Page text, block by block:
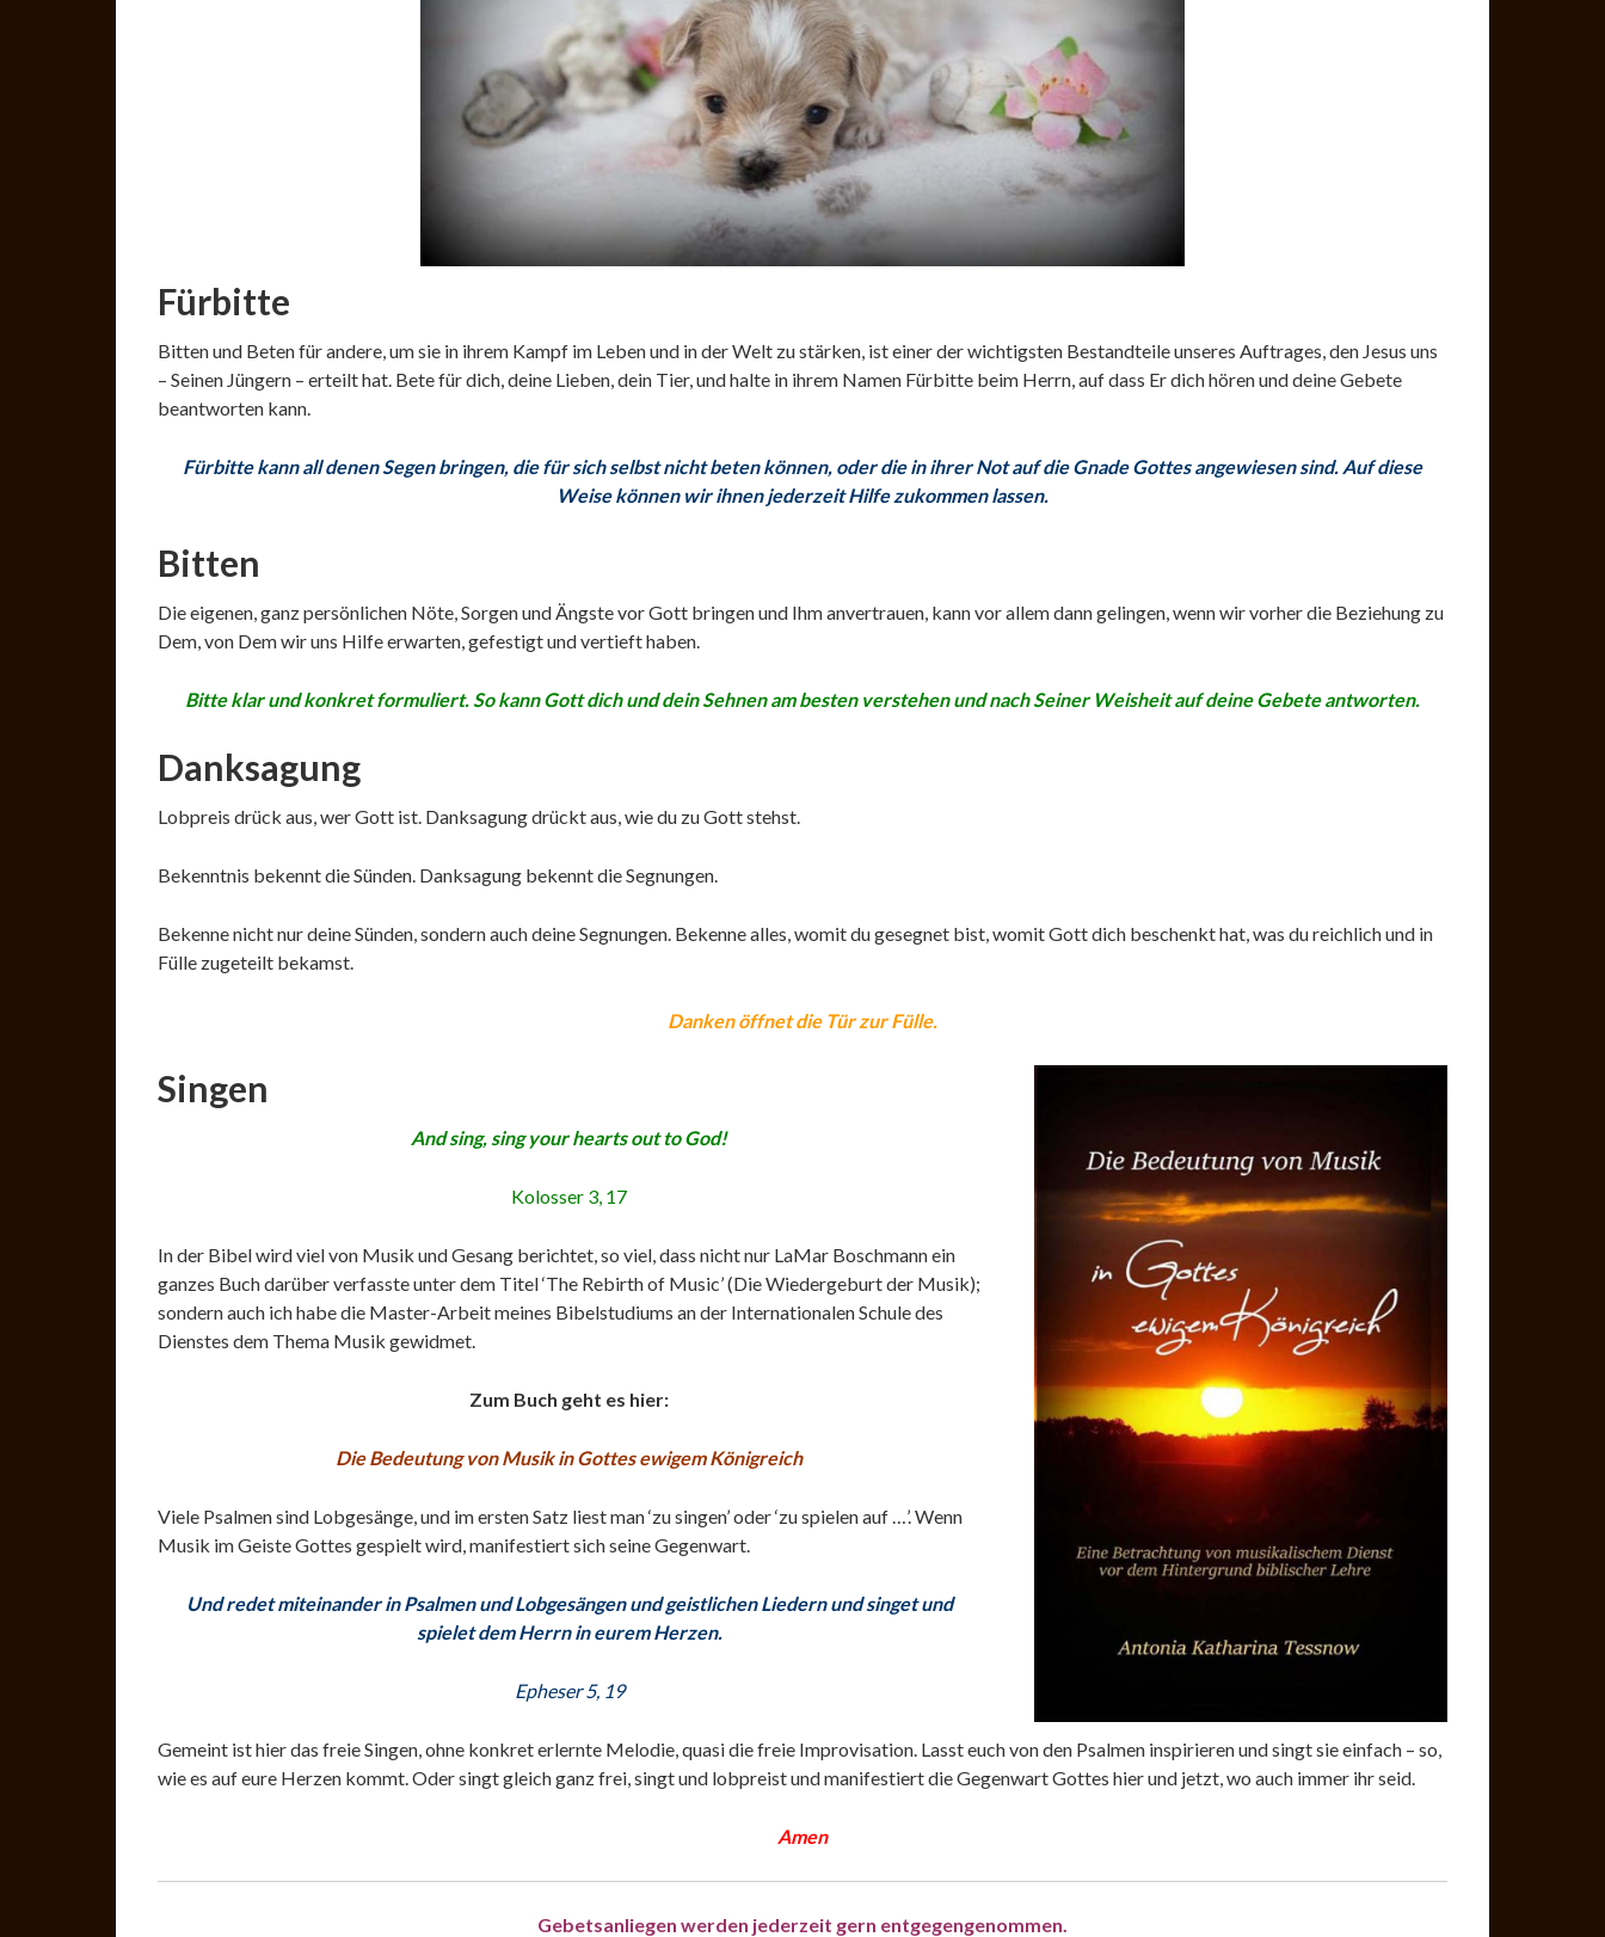
Fürbitte
Bitten und Beten für andere, um sie in ihrem Kampf im Leben und in der Welt zu stärken, ist einer der wichtigsten Bestandteile unseres Auftrages, den Jesus uns
– Seinen Jüngern – erteilt hat. Bete für dich, deine Lieben, dein Tier, und halte in ihrem Namen Fürbitte beim Herrn, auf dass Er dich hören und deine Gebete
beantworten kann.
Fürbitte kann all denen Segen bringen, die für sich selbst nicht beten können, oder die in ihrer Not auf die Gnade Gottes angewiesen sind. Auf diese
Weise können wir ihnen jederzeit Hilfe zukommen lassen.
Bitten
Die eigenen, ganz persönlichen Nöte, Sorgen und Ängste vor Gott bringen und Ihm anvertrauen, kann vor allem dann gelingen, wenn wir vorher die Beziehung zu
Dem, von Dem wir uns Hilfe erwarten, gefestigt und vertieft haben.
Bitte klar und konkret formuliert. So kann Gott dich und dein Sehnen am besten verstehen und nach Seiner Weisheit auf deine Gebete antworten.
Danksagung
Lobpreis drück aus, wer Gott ist. Danksagung drückt aus, wie du zu Gott stehst.
Bekenntnis bekennt die Sünden. Danksagung bekennt die Segnungen.
Bekenne nicht nur deine Sünden, sondern auch deine Segnungen. Bekenne alles, womit du gesegnet bist, womit Gott dich beschenkt hat, was du reichlich und in
Fülle zugeteilt bekamst.
Danken öffnet die Tür zur Fülle.
Singen
And sing, sing your hearts out to God!
Kolosser 3, 17
In der Bibel wird viel von Musik und Gesang berichtet, so viel, dass nicht nur LaMar Boschmann ein
ganzes Buch darüber verfasste unter dem Titel ‘The Rebirth of Music’ (Die Wiedergeburt der Musik);
sondern auch ich habe die Master-Arbeit meines Bibelstudiums an der Internationalen Schule des
Dienstes dem Thema Musik gewidmet.
Zum Buch geht es hier:
Die Bedeutung von Musik in Gottes ewigem Königreich
Viele Psalmen sind Lobgesänge, und im ersten Satz liest man ‘zu singen’ oder ‘zu spielen auf …’. Wenn
Musik im Geiste Gottes gespielt wird, manifestiert sich seine Gegenwart.
Und redet miteinander in Psalmen und Lobgesängen und geistlichen Liedern und singet und
spielet dem Herrn in eurem Herzen.
Epheser 5, 19
Gemeint ist hier das freie Singen, ohne konkret erlernte Melodie, quasi die freie Improvisation. Lasst euch von den Psalmen inspirieren und singt sie einfach – so,
wie es auf eure Herzen kommt. Oder singt gleich ganz frei, singt und lobpreist und manifestiert die Gegenwart Gottes hier und jetzt, wo auch immer ihr seid.
Amen
Gebetsanliegen werden jederzeit gern entgegengenommen.